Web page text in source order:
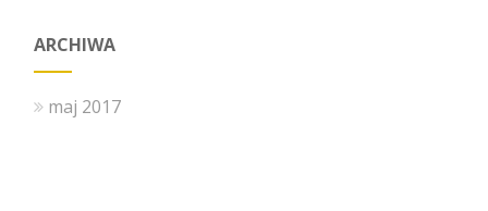
ARCHIWA
maj 2017